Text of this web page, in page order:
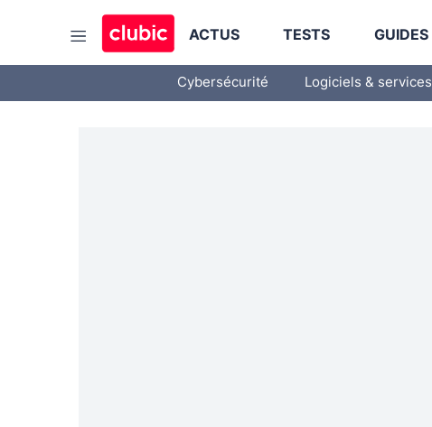
ACTUS TESTS GUIDES
Cybersécurité Logiciels & services